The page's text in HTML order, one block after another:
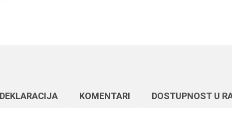
DEKLARACIJA KOMENTARI DOSTUPNOST U